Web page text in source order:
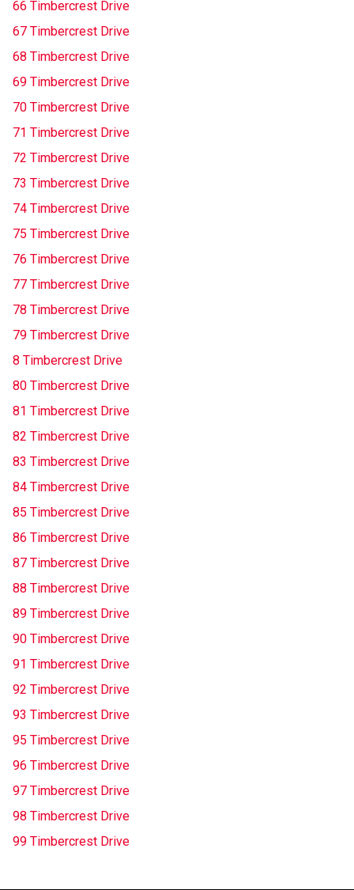
66 Timbercrest Drive
67 Timbercrest Drive
68 Timbercrest Drive
69 Timbercrest Drive
70 Timbercrest Drive
71 Timbercrest Drive
72 Timbercrest Drive
73 Timbercrest Drive
74 Timbercrest Drive
75 Timbercrest Drive
76 Timbercrest Drive
77 Timbercrest Drive
78 Timbercrest Drive
79 Timbercrest Drive
8 Timbercrest Drive
80 Timbercrest Drive
81 Timbercrest Drive
82 Timbercrest Drive
83 Timbercrest Drive
84 Timbercrest Drive
85 Timbercrest Drive
86 Timbercrest Drive
87 Timbercrest Drive
88 Timbercrest Drive
89 Timbercrest Drive
90 Timbercrest Drive
91 Timbercrest Drive
92 Timbercrest Drive
93 Timbercrest Drive
95 Timbercrest Drive
96 Timbercrest Drive
97 Timbercrest Drive
98 Timbercrest Drive
99 Timbercrest Drive